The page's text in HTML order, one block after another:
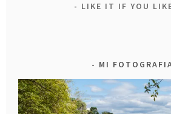
LIKE IT IF YOU
MI